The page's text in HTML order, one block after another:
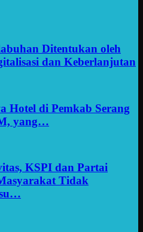
Ditentukan oleh
dan Keberlanjutan
Hotel di Pemkab Serang
yang…
KSPI dan Partai
Tidak